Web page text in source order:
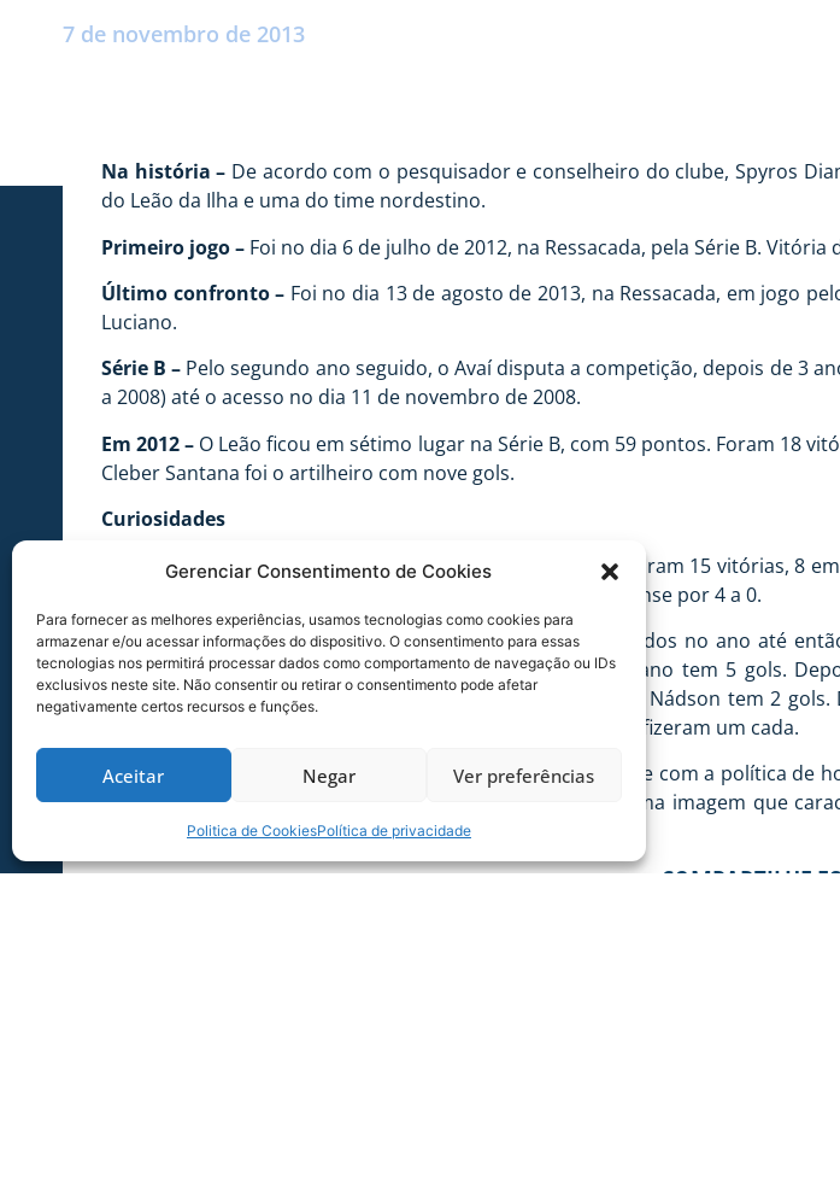
Gerenciar Consentimento de Cookies
Para fornecer as melhores experiências, usamos tecnologias como cookies para
armazenar e/ou acessar informações do dispositivo. O consentimento para essas
tecnologias nos permitirá processar dados como comportamento de navegação ou IDs
exclusivos neste site. Não consentir ou retirar o consentimento pode afetar
negativamente certos recursos e funções.
Aceitar Negar Ver preferências
Politica de CookiesPolítica de privacidade
7 de novembro de 2013
Na história – De acordo com o pesquisador e conselheiro do clube, Spyros
do Leão da Ilha e uma do time nordestino.
Primeiro jogo – Foi no dia 6 de julho de 2012, na Ressacada, pela Série B.
Último confronto – Foi no dia 13 de agosto de 2013, na Ressacada, em jogo
Luciano.
Série B – Pelo segundo ano seguido, o Avaí disputa a competição, depois de 3
a 2008) até o acesso no dia 11 de novembro de 2008.
Em 2012 – O Leão ficou em sétimo lugar na Série B, com 59 pontos. Foram 18
Cleber Santana foi o artilheiro com nove gols.
Curiosidades
Campanha –O Avaí jogou 33 jogos até agora na Série B. Foram 15 vitórias, 8
último jogo, o Avaí foi superado na Ressacada pelo Figueirense por 4 a 0.
Artilheiros do ano –Foram 81 gols assinalados e 75 sofridos no ano até
Diogo tem 9 gols. Cleber Santana e Reis tem 7 gols. Luciano tem 5 gols.
Marrone, Ricardinho, Pablo, Tauã, Danilo, Héracles, Beto e Nádson tem 2
Rodrigo Thiesen, Alex Lima, Bruno Maia, Anderson Uchoa e fizeram um cada.
Homenagem às cidades de SC –
O Avaí Futebol Clube segue com a política de
a camisa do goleiro avaiano sempre traz estampada alguma imagem que
cidade de Luiz Alves que fica na região do Vale do Itajaí.
COMPARTILHE